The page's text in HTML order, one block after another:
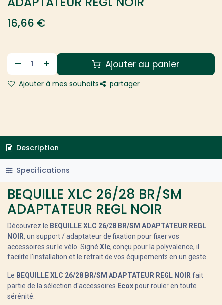
16,66 €
Ajouter au panier
Ajouter à mes souhaits partager
Description
Specifications
BEQUILLE XLC 26/28 BR/SM
ADAPTATEUR REGL NOIR
Découvrez le BEQUILLE XLC 26/28 BR/SM ADAPTATEUR REGL
NOIR, un support / adaptateur de fixation pour fixer vos
accessoires sur le vélo. Signé Xlc, conçu pour la polyvalence, il
facilite l'installation et le retrait de vos équipements en un geste.
Le BEQUILLE XLC 26/28 BR/SM ADAPTATEUR REGL NOIR fait
partie de la sélection d'accessoires Ecoxpour rouler en toute
sérénité.